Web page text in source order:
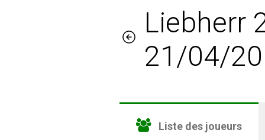
Liebherr
21/04/
Liste des joueurs